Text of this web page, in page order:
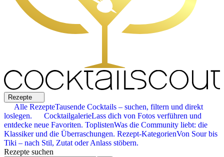
Rezepte
Alle RezepteTausende Cocktails – suchen, filtern und direkt
loslegen.
CocktailgalerieLass dich von Fotos verführen und
entdecke neue Favoriten. ToplistenWas die Community liebt: die
Klassiker und die Überraschungen. Rezept-KategorienVon Sour bis
Tiki – nach Stil, Zutat oder Anlass stöbern.
Rezepte suchen